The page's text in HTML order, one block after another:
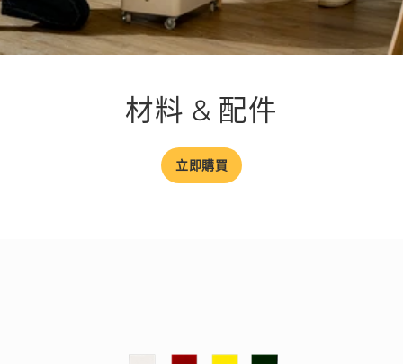
材料 & 配件
立即購買